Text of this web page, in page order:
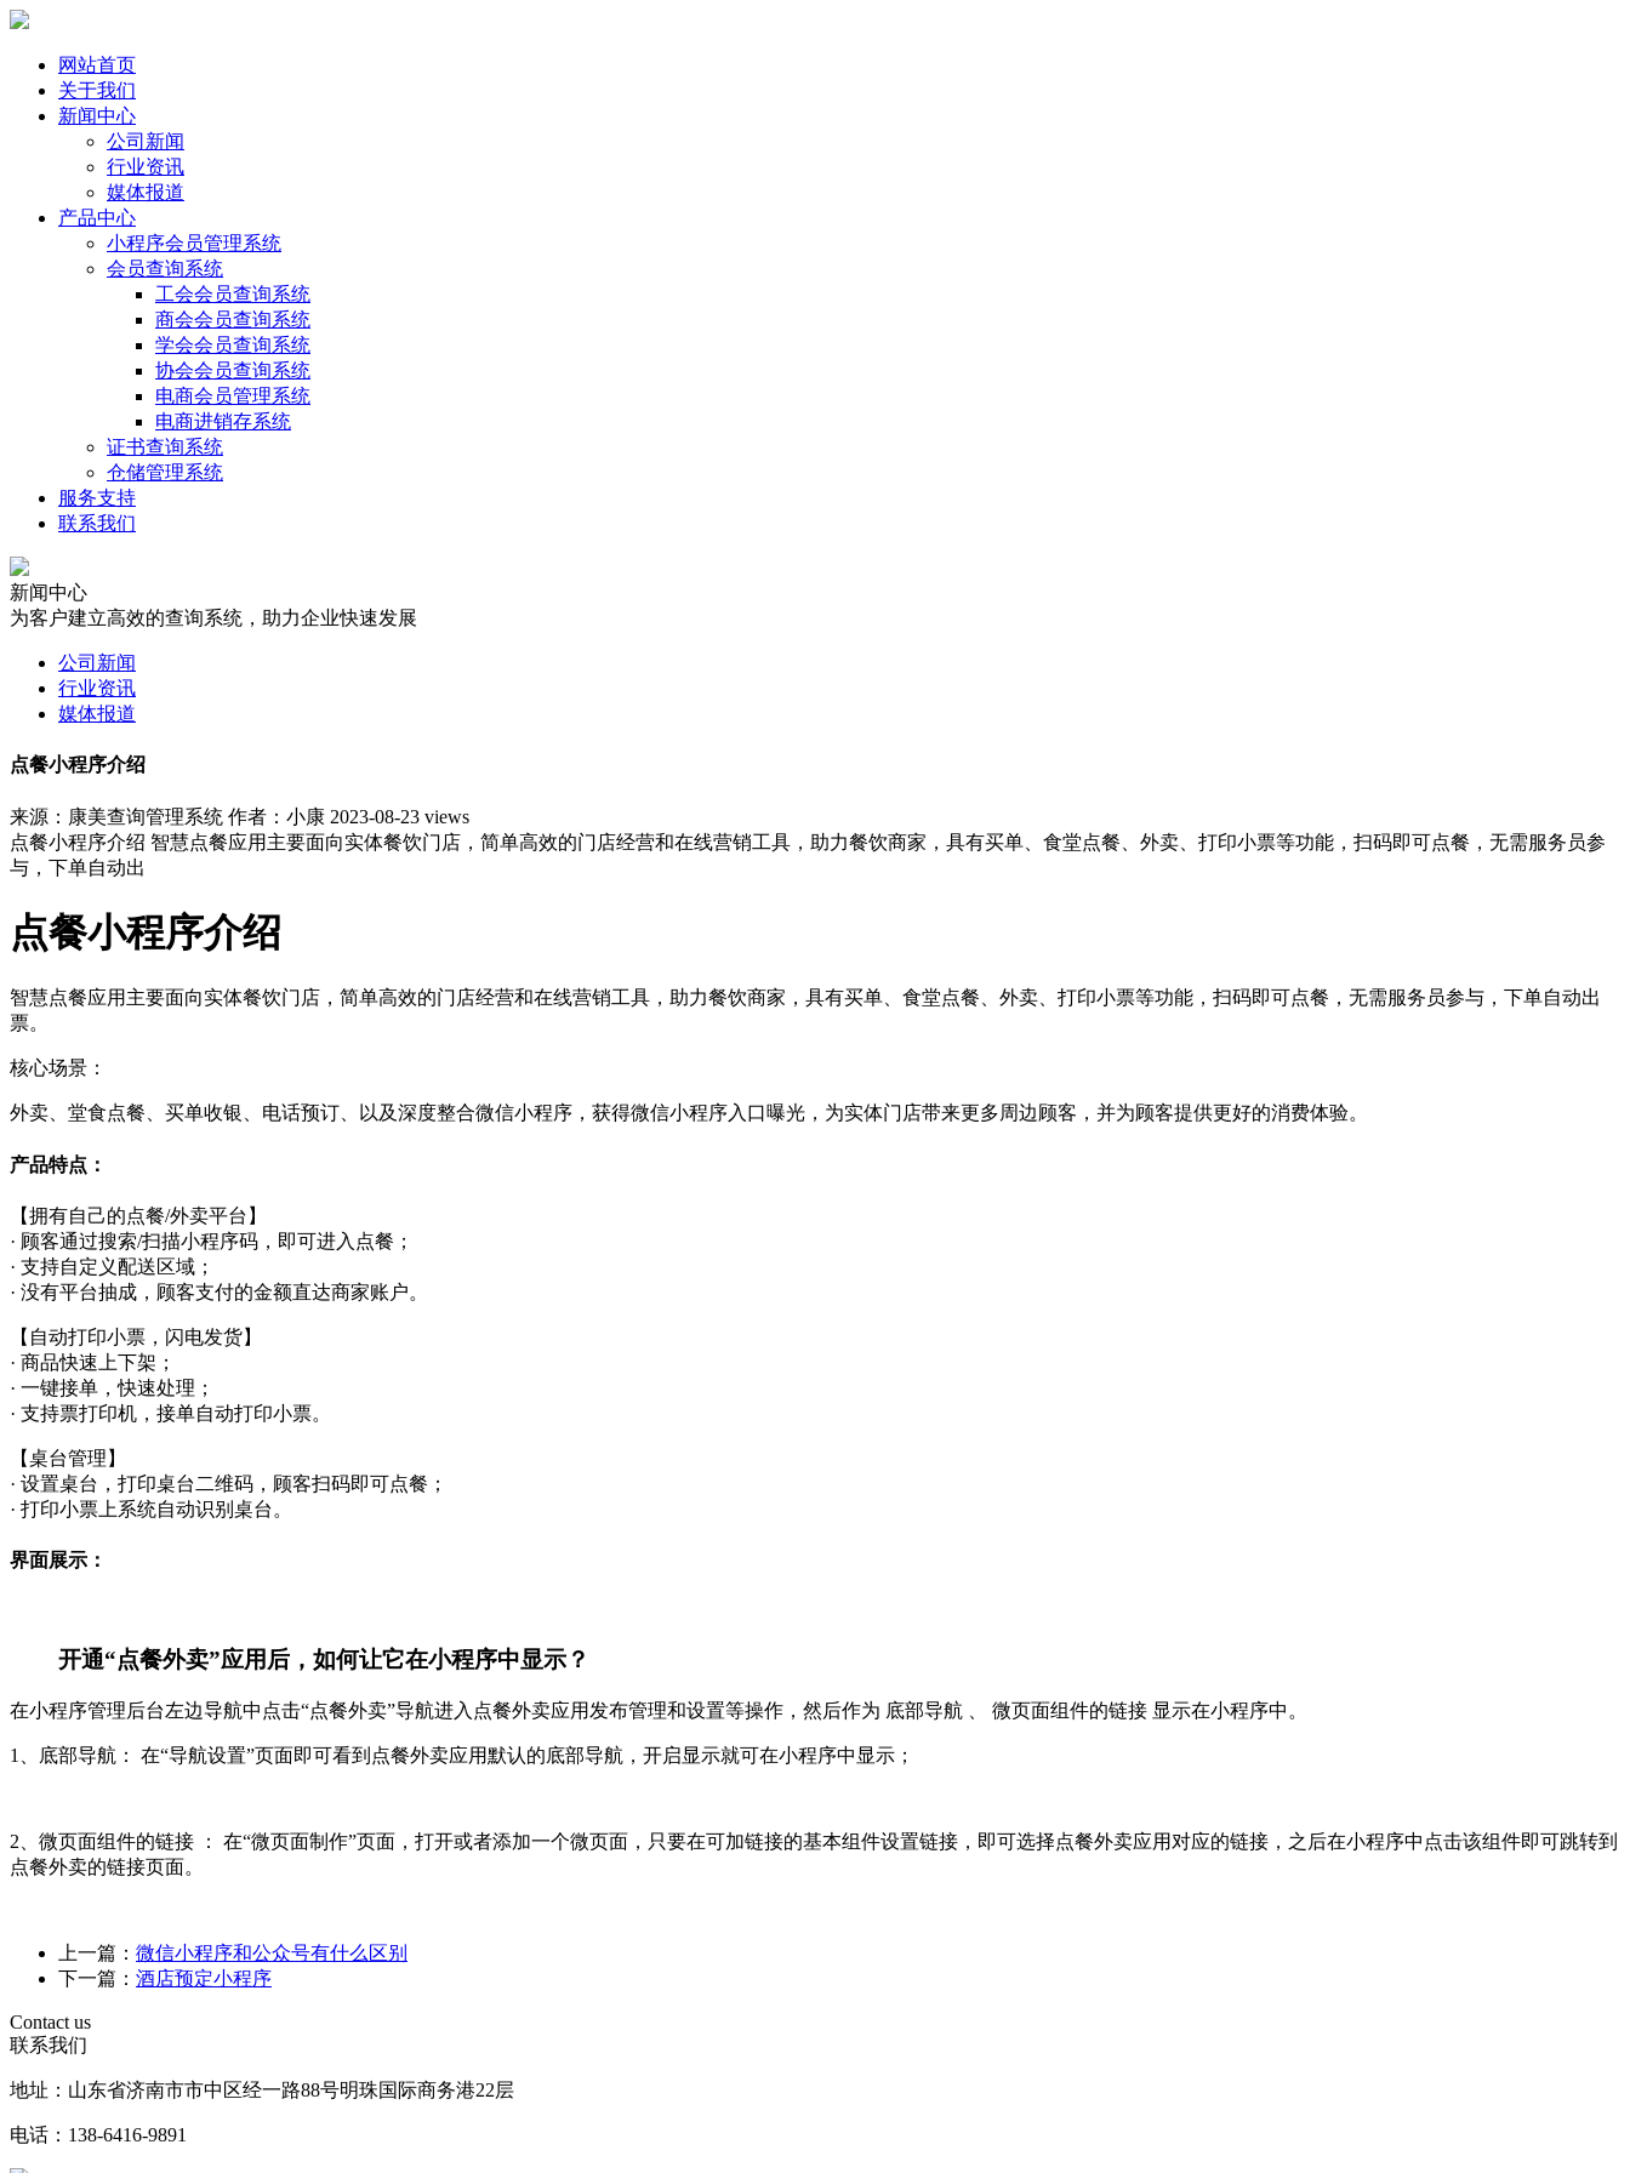
网站首页
关于我们
新闻中心
公司新闻
行业资讯
媒体报道
产品中心
小程序会员管理系统
会员查询系统
工会会员查询系统
商会会员查询系统
学会会员查询系统
协会会员查询系统
电商会员管理系统
电商进销存系统
证书查询系统
仓储管理系统
服务支持
联系我们
新闻中心
为客户建立高效的查询系统，助力企业快速发展
公司新闻
行业资讯
媒体报道
点餐小程序介绍
来源：康美查询管理系统 作者：小康 2023-08-23 views
点餐小程序介绍 智慧点餐应用主要面向实体餐饮门店，简单高效的门店经营和在线营销工具，助力餐饮商家，具有买单、食堂点餐、外卖、打印小票等功能，扫码即可点餐，无需服务员参
与，下单自动出
点餐小程序介绍
智慧点餐应用主要面向实体餐饮门店，简单高效的门店经营和在线营销工具，助力餐饮商家，具有买单、食堂点餐、外卖、打印小票等功能，扫码即可点餐，无需服务员参与，下单自动出
票。
核心场景：
外卖、堂食点餐、买单收银、电话预订、以及深度整合微信小程序，获得微信小程序入口曝光，为实体门店带来更多周边顾客，并为顾客提供更好的消费体验。
产品特点：
【拥有自己的点餐/外卖平台】
· 顾客通过搜索/扫描小程序码，即可进入点餐；
· 支持自定义配送区域；
· 没有平台抽成，顾客支付的金额直达商家账户。
【自动打印小票，闪电发货】
· 商品快速上下架；
· 一键接单，快速处理；
· 支持票打印机，接单自动打印小票。
【桌台管理】
· 设置桌台，打印桌台二维码，顾客扫码即可点餐；
· 打印小票上系统自动识别桌台。
界面展示：
开通“点餐外卖”应用后，如何让它在小程序中显示？
在小程序管理后台左边导航中点击“点餐外卖”导航进入点餐外卖应用发布管理和设置等操作，然后作为 底部导航 微页面组件的链接 显示在小程序中。
1、底部导航： 在“导航设置”页面即可看到点餐外卖应用默认的底部导航，开启显示就可在小程序中显示；
2、微页面组件的链接 ：
在“微页面制作”页面，打开或者添加一个微页面，只要在可加链接的基本组件设置链接，即可选择点餐外卖应用对应的链接，之后在小程序中点击该组件即可跳转到
点餐外卖的链接页面。
上一篇： 微信小程序和公众号有什么区别
下一篇： 酒店预定小程序
Contact us
联系我们
地址：山东省济南市市中区经一路88号明珠国际商务港22层
电话：138-6416-9891